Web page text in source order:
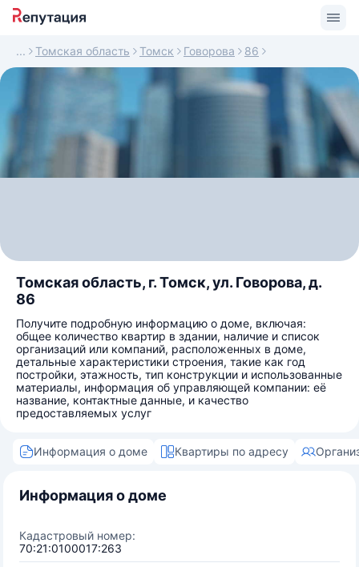
Томская область Томск Говорова 86
Томская область, г. Томск, ул. Говорова, д.
86
Получите подробную информацию о доме, включая:
общее количество квартир в здании, наличие и список
организаций или компаний, расположенных в доме,
детальные характеристики строения, такие как год
постройки, этажность, тип конструкции и использованные
материалы, информация об управляющей компании: её
название, контактные данные, и качество
предоставляемых услуг
Информация о доме Квартиры по адресу
Информация о доме
Кадастровый номер:
70:21:0100017:263